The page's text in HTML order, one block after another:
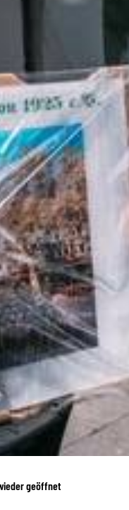
geöffnet